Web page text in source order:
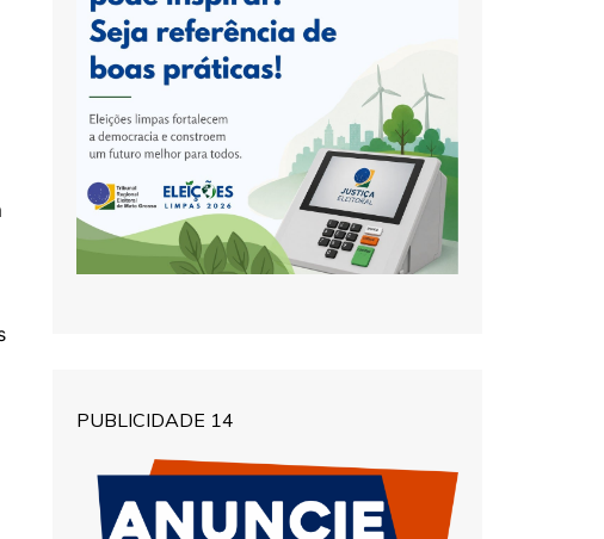
PUBLICIDADE 14